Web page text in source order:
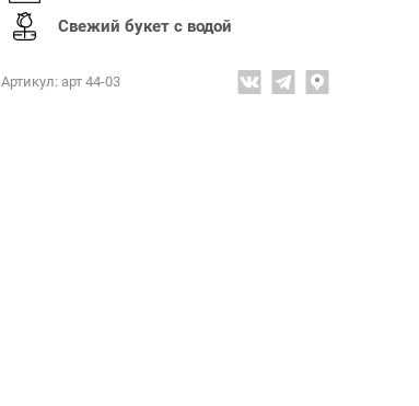
Свежий букет с водой
Артикул: арт 44-03